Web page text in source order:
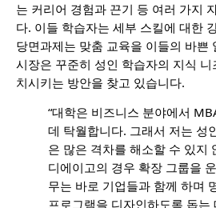
는 커리어 경험과 끈기 등 여러 가지
다. 이들 학습자는 세부 스킬에 대한
당면과제는 맞춤 교육을 이들의 바쁜
시장은 꾸준히 성인 학습자의 지식
치시키는 방안을 찾고 있습니다.
“대학은 비즈니스 분야에서
데 탁월합니다. 그래서 저는 성
은 많은 격차를 해소할 수 있지
디에이고의 경우 확장 그룹을
무는 바로 기업들과 함께 하며
프로그램을 디자인하도록 돕는